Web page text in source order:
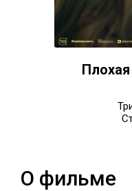
О фильме